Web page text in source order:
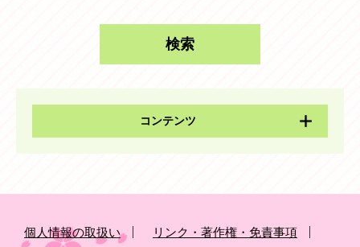
コンテンツ
個人情報の取扱い リンク・著作権・免責事項